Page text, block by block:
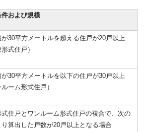
件および規模
が30平方メートルを超える住戸が20戸以上
形式住戸）
が30平方メートルを以下の住戸が30戸以上
ルーム形式住戸）
式住戸とワンルーム形式住戸の複合で、次の
算出した戸数が20戸以上となる場合